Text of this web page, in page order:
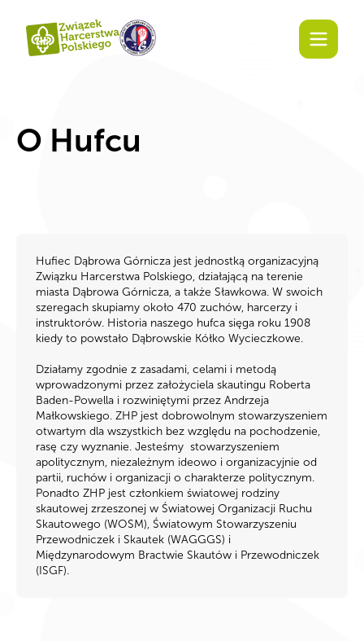
O Hufcu
Hufiec Dąbrowa Górnicza jest jednostką organizacyjną
Związku Harcerstwa Polskiego, działającą na terenie
miasta Dąbrowa Górnicza, a także Sławkowa. W swoich
szeregach skupiamy około 470 zuchów, harcerzy i
instruktorów. Historia naszego hufca sięga roku 1908
kiedy to powstało Dąbrowskie Kółko Wycieczkowe.
Działamy zgodnie z zasadami, celami i metodą
wprowadzonymi przez założyciela skautingu Roberta
Baden-Powella i rozwiniętymi przez Andrzeja
Małkowskiego. ZHP jest dobrowolnym stowarzyszeniem
otwartym dla wszystkich bez względu na pochodzenie,
rasę czy wyznanie. Jesteśmy stowarzyszeniem
apolitycznym, niezależnym ideowo i organizacyjnie od
partii, ruchów i organizacji o charakterze politycznym.
Ponadto ZHP jest członkiem światowej rodziny
skautowej zrzeszonej w Światowej Organizacji Ruchu
Skautowego (WOSM), Światowym Stowarzyszeniu
Przewodniczek i Skautek (WAGGGS) i
Międzynarodowym Bractwie Skautów i Przewodniczek
(ISGF).